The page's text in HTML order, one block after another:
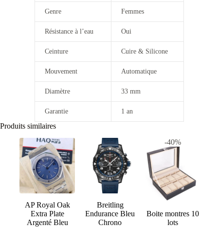
Genre Femmes
Résistance à l’eau Oui
Ceinture Cuire & Silicone
Mouvement Automatique
Diamètre 33 mm
Garantie 1 an
Produits similaires
AP Royal Oak
Extra Plate
Argenté Bleu
Breitling
Endurance Bleu
Chrono
-40%
Boite montres 10
lots